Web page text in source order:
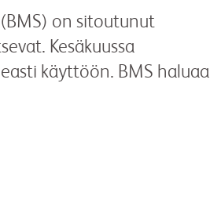
on sitoutunut
Kesäkuussa
käyttöön. BMS haluaa